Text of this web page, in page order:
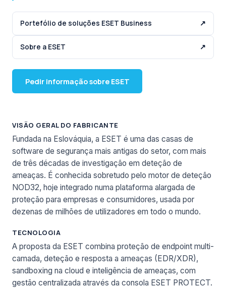
Portefólio de soluções ESET Business ↗
Sobre a ESET ↗
Pedir informação sobre ESET
VISÃO GERAL DO FABRICANTE
Fundada na Eslováquia, a ESET é uma das casas de
software de segurança mais antigas do setor, com mais
de três décadas de investigação em deteção de
ameaças. É conhecida sobretudo pelo motor de deteção
NOD32, hoje integrado numa plataforma alargada de
proteção para empresas e consumidores, usada por
dezenas de milhões de utilizadores em todo o mundo.
TECNOLOGIA
A proposta da ESET combina proteção de endpoint multi-
camada, deteção e resposta a ameaças (EDR/XDR),
sandboxing na cloud e inteligência de ameaças, com
gestão centralizada através da consola ESET PROTECT.